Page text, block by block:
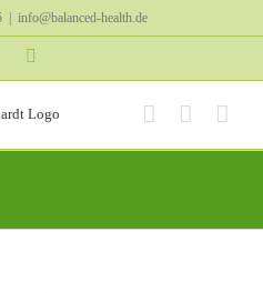
info@balanced-health.de
Instagram